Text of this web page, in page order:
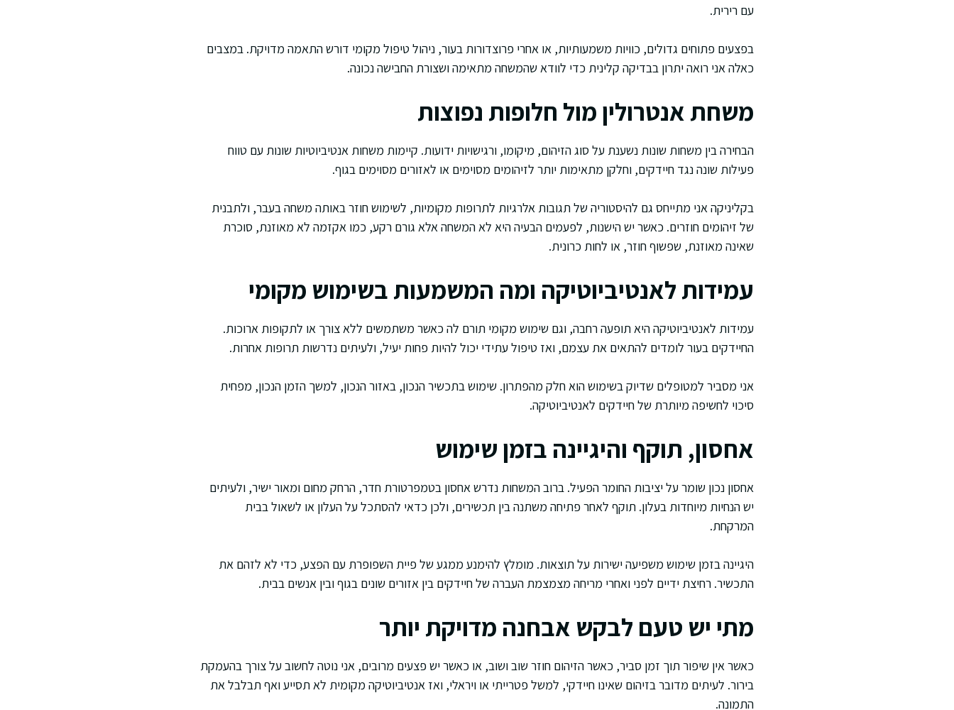
עם רירית.
בפצעים פתוחים גדולים, כוויות משמעותיות, או אחרי פרוצדורות בעור, ניהול טיפול מקומי דורש התאמה מדויקת. במצבים
כאלה אני רואה יתרון בבדיקה קלינית כדי לוודא שהמשחה מתאימה ושצורת החבישה נכונה.
משחת אנטרולין מול חלופות נפוצות
הבחירה בין משחות שונות נשענת על סוג הזיהום, מיקומו, ורגישויות ידועות. קיימות משחות אנטיביוטיות שונות עם טווח
פעילות שונה נגד חיידקים, וחלקן מתאימות יותר לזיהומים מסוימים או לאזורים מסוימים בגוף.
בקליניקה אני מתייחס גם להיסטוריה של תגובות אלרגיות לתרופות מקומיות, לשימוש חוזר באותה משחה בעבר, ולתבנית
של זיהומים חוזרים. כאשר יש הישנות, לפעמים הבעיה היא לא המשחה אלא גורם רקע, כמו אקזמה לא מאוזנת, סוכרת
שאינה מאוזנת, שפשוף חוזר, או לחות כרונית.
עמידות לאנטיביוטיקה ומה המשמעות בשימוש מקומי
עמידות לאנטיביוטיקה היא תופעה רחבה, וגם שימוש מקומי תורם לה כאשר משתמשים ללא צורך או לתקופות ארוכות.
החיידקים בעור לומדים להתאים את עצמם, ואז טיפול עתידי יכול להיות פחות יעיל, ולעיתים נדרשות תרופות אחרות.
אני מסביר למטופלים שדיוק בשימוש הוא חלק מהפתרון. שימוש בתכשיר הנכון, באזור הנכון, למשך הזמן הנכון, מפחית
סיכוי לחשיפה מיותרת של חיידקים לאנטיביוטיקה.
אחסון, תוקף והיגיינה בזמן שימוש
אחסון נכון שומר על יציבות החומר הפעיל. ברוב המשחות נדרש אחסון בטמפרטורת חדר, הרחק מחום ומאור ישיר, ולעיתים
יש הנחיות מיוחדות בעלון. תוקף לאחר פתיחה משתנה בין תכשירים, ולכן כדאי להסתכל על העלון או לשאול בבית
המרקחת.
היגיינה בזמן שימוש משפיעה ישירות על תוצאות. מומלץ להימנע ממגע של פיית השפופרת עם הפצע, כדי לא לזהם את
התכשיר. רחיצת ידיים לפני ואחרי מריחה מצמצמת העברה של חיידקים בין אזורים שונים בגוף ובין אנשים בבית.
מתי יש טעם לבקש אבחנה מדויקת יותר
כאשר אין שיפור תוך זמן סביר, כאשר הזיהום חוזר שוב ושוב, או כאשר יש פצעים מרובים, אני נוטה לחשוב על צורך בהעמקת
בירור. לעיתים מדובר בזיהום שאינו חיידקי, למשל פטרייתי או ויראלי, ואז אנטיביוטיקה מקומית לא תסייע ואף תבלבל את
התמונה.